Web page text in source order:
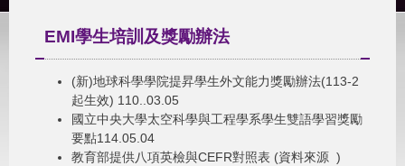
EMI學生培訓及獎勵辦法
(新)地球科學學院提昇學生外文能力獎勵辦法(113-2
起生效) 110..03.05
國立中央大學太空科學與工程學系學生雙語學習獎勵
要點114.05.04
教育部提供八項英檢與CEFR對照表 (資料來源 )